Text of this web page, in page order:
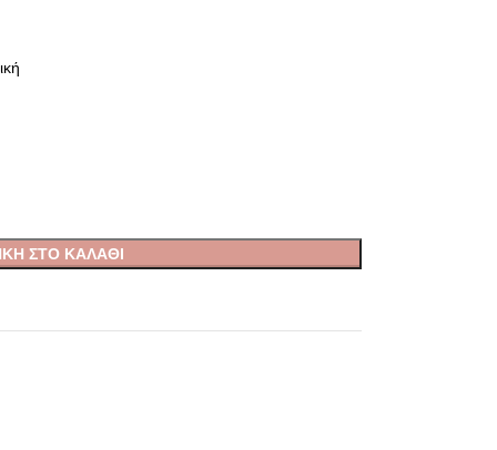
ΣΤΟ ΚΑΛΆΘΙ